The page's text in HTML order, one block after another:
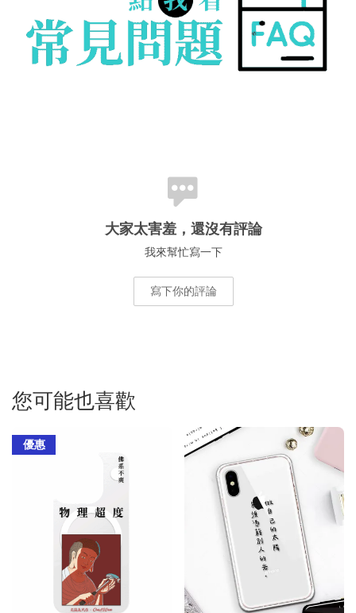
大家太害羞，還沒有評論
我來幫忙寫一下
寫下你的評論
您可能也喜歡
優惠